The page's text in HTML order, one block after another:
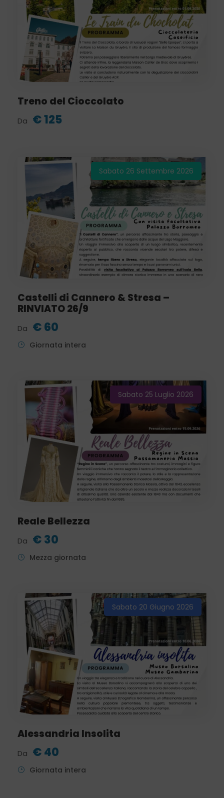
Treno del Cioccolato
Da € 125
Sabato 26 Settembre 2026
Castelli di Cannero & Stresa –
RINVIATO 26/9
Da € 60
Giornata intera
Sabato 25 Luglio 2026
Reale Bellezza
Da € 30
Mezza giornata
Sabato 20 Giugno 2026
Alessandria Insolita
Da € 40
Giornata intera